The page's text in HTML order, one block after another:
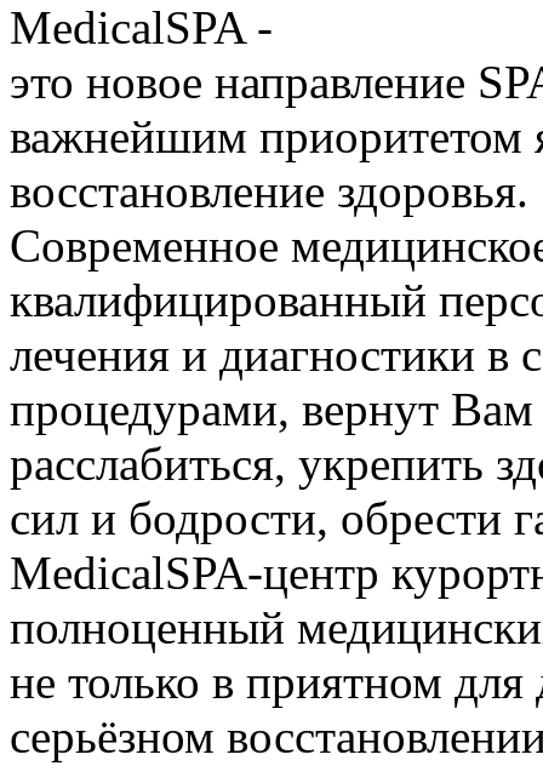
MedicalSPA -
это новое направление
важнейшим приоритетом
восстановление здоровья.
Современное
квалифицированный
лечения и диагностики в
процедурами, вернут
расслабиться, укрепить
сил и бодрости, обрести
MedicalSPA-центр
полноценный
не только в приятном
серьёзном